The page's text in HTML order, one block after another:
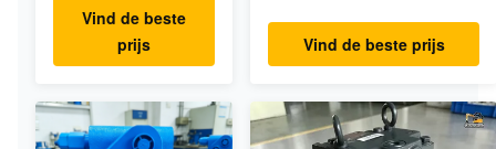
Hoofdhydraulische
pomp OEM
PSVD2-17E B0600-
16017
Minigraafmachine
Vind de beste
prijs
Reismotor B0240-18076
RB511-61290 RB559-
mini-
graafmachineonderdelen
Vind de beste prijs